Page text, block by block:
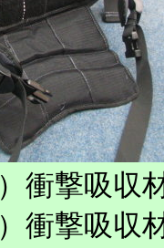
）衝撃吸収
）衝撃吸収